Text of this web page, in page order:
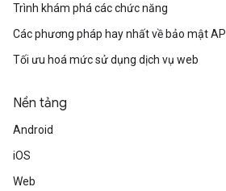
Trình khám phá các chức năng
Các phương pháp hay nhất về bảo mật API
Tối ưu hoá mức sử dụng dịch vụ web
Nền tảng
Android
iOS
Web